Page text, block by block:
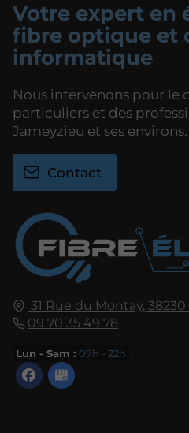
31 Rue du Montay, 38230
09 70 35 49 78
Lun - Sam : 07h - 22h
Votre expert en
fibre optique et
informatique
Nous intervenons pour le
particuliers et des
Jameyzieu et ses environs.
Contact